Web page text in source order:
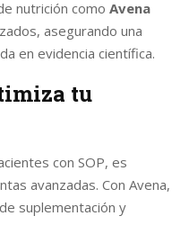
nutrición como Avena
asegurando una
en evidencia científica.
tu
con SOP, es
avanzadas. Con Avena,
suplementación y